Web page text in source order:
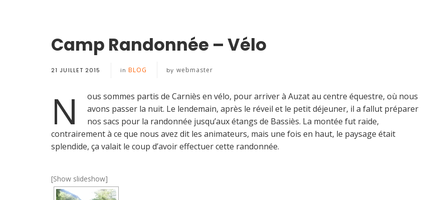
Camp Randonnée – Vélo
21 JUILLET 2015 in BLOG by webmaster
N
ous sommes partis de Carniès en vélo, pour arriver à Auzat au centre équestre, où nous
avons passer la nuit. Le lendemain, après le réveil et le petit déjeuner, il a fallut préparer
nos sacs pour la randonnée jusqu’aux étangs de Bassiès. La montée fut raide,
contrairement à ce que nous avez dit les animateurs, mais une fois en haut, le paysage était
splendide, ça valait le coup d’avoir effectuer cette randonnée.
[Show slideshow]